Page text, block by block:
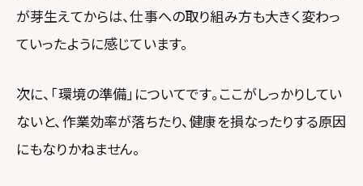
が芽生えてからは、仕事への取り組み方も大きく変わっ
ていったように感じています。
次に、「環境の準備」についてです。ここがしっかりしてい
ないと、作業効率が落ちたり、健康を損なったりする原因
にもなりかねません。